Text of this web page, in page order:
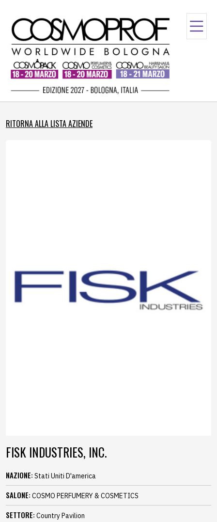
RITORNA ALLA LISTA AZIENDE
FISK INDUSTRIES, INC.
NAZIONE: Stati Uniti D'america
SALONE: COSMO PERFUMERY & COSMETICS
SETTORE: Country Pavilion